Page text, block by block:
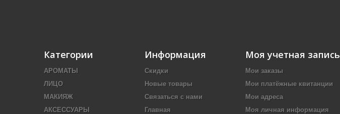
Категории
АРОМАТЫ
ЛИЦО
МАКИЯЖ
АКСЕССУАРЫ
Информация
Скидки
Новые товары
Связаться с нами
Главная
Моя учетная запись
Мои заказы
Мои платёжные квитанции
Мои адреса
Моя личная информация